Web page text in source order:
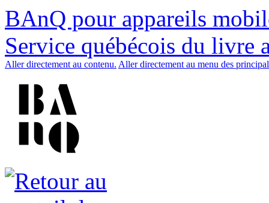
BAnQ pour appareils
Service québécois du livre
Aller directement au contenu. Aller directement au menu des